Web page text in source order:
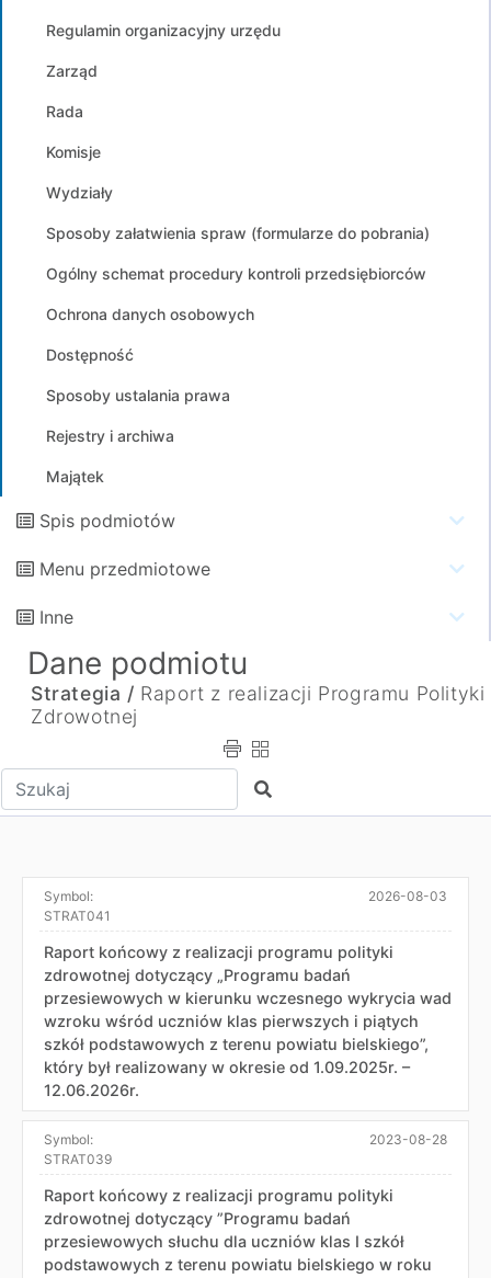
Regulamin organizacyjny urzędu
Zarząd
Rada
Komisje
Wydziały
Sposoby załatwienia spraw (formularze do pobrania)
Ogólny schemat procedury kontroli przedsiębiorców
Ochrona danych osobowych
Dostępność
Sposoby ustalania prawa
Rejestry i archiwa
Majątek
Spis podmiotów
Menu przedmiotowe
Inne
Dane podmiotu
Strategia / Raport z realizacji Programu Polityki
Zdrowotnej
Wpisz tekst do wyszukania Szukaj
Symbol:
STRAT041
2026-08-03
Raport końcowy z realizacji programu polityki
zdrowotnej dotyczący „Programu badań
przesiewowych w kierunku wczesnego wykrycia wad
wzroku wśród uczniów klas pierwszych i piątych
szkół podstawowych z terenu powiatu bielskiego”,
który był realizowany w okresie od 1.09.2025r. –
12.06.2026r.
Symbol:
STRAT039
2023-08-28
Raport końcowy z realizacji programu polityki
zdrowotnej dotyczący ”Programu badań
przesiewowych słuchu dla uczniów klas I szkół
podstawowych z terenu powiatu bielskiego w roku